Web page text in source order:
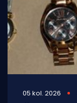
05 kol. 2026